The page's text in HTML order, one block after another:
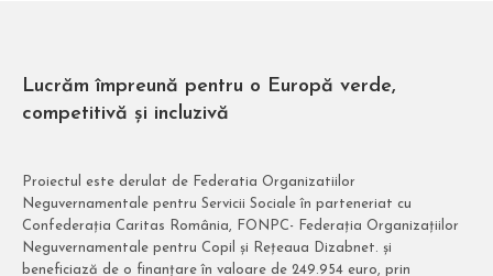
Lucrăm împreună pentru o Europă verde,
competitivă și incluzivă
Proiectul este derulat de Federatia Organizatiilor
Neguvernamentale pentru Servicii Sociale în parteneriat cu
Confederația Caritas România, FONPC- Federația Organizațiilor
Neguvernamentale pentru Copil și Rețeaua Dizabnet. și
beneficiază de o finanțare în valoare de 249.954 euro, prin